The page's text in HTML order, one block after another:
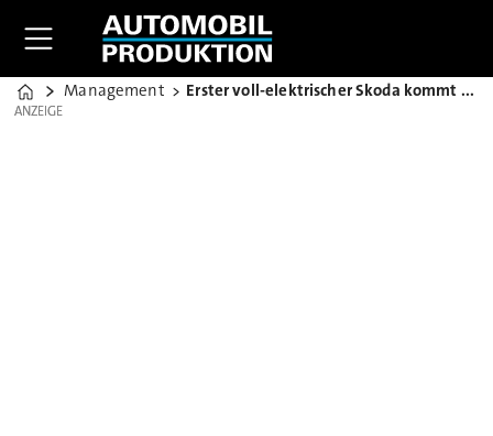
Home
Management Erster voll-elektrischer Skoda kommt 2020/2021
ANZEIGE
ANZEIGE